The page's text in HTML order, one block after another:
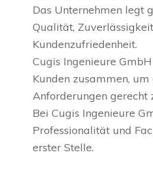
Das Unternehmen legt
Qualität,
Kundenzufriedenheit.
Cugis Ingenieure
Kunden zusammen,
Anforderungen gerecht
Bei Cugis Ingenieure
Professionalität und
erster Stelle.